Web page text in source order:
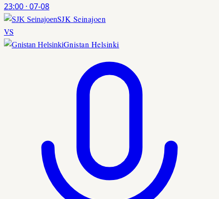
23:00 · 07-08
SJK Seinajoen
VS
Gnistan Helsinki